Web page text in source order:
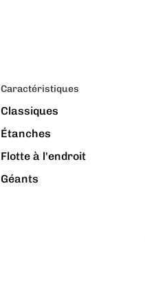
Caractéristiques
Classiques
Étanches
Flotte à l'endroit
Géants